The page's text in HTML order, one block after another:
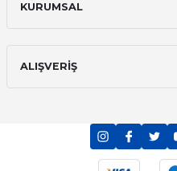
PCI-DSS Ödeme
KURUMSAL
ALIŞVERİŞ